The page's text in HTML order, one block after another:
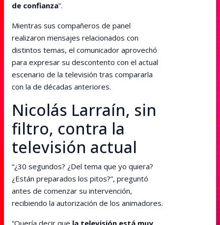
de confianza”.
Mientras sus compañeros de panel
realizaron mensajes relacionados con
distintos temas, el comunicador aprovechó
para expresar su descontento con el actual
escenario de la televisión tras compararla
con la de décadas anteriores.
Nicolás Larraín, sin
filtro, contra la
televisión actual
“¿30 segundos? ¿Del tema que yo quiera?
¿Están preparados los pitos?”, preguntó
antes de comenzar su intervención,
recibiendo la autorización de los animadores.
“Quería decir que la televisión está muy